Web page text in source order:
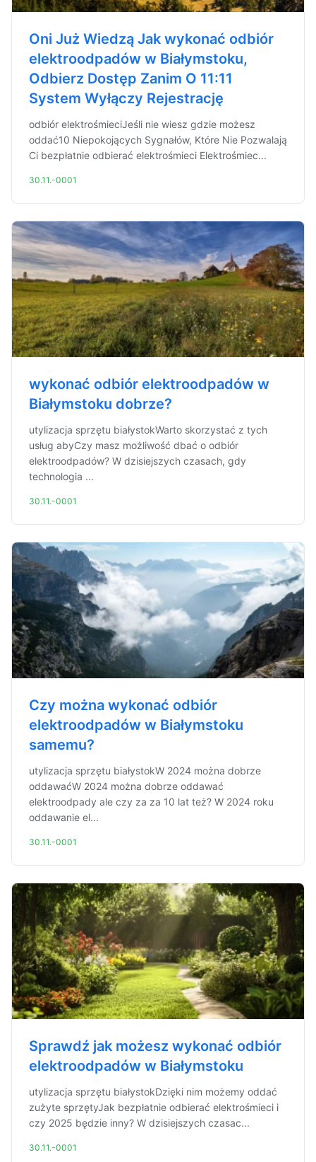
Oni Już Wiedzą Jak wykonać odbiór
elektroodpadów w Białymstoku,
Odbierz Dostęp Zanim O 11:11
System Wyłączy Rejestrację
odbiór elektrośmieciJeśli nie wiesz gdzie możesz
oddać10 Niepokojących Sygnałów, Które Nie Pozwalają
Ci bezpłatnie odbierać elektrośmieci Elektrośmiec...
30.11.-0001
wykonać odbiór elektroodpadów w
Białymstoku dobrze?
utylizacja sprzętu białystokWarto skorzystać z tych
usług abyCzy masz możliwość dbać o odbiór
elektroodpadów? W dzisiejszych czasach, gdy
technologia ...
30.11.-0001
Czy można wykonać odbiór
elektroodpadów w Białymstoku
samemu?
utylizacja sprzętu białystokW 2024 można dobrze
oddawaćW 2024 można dobrze oddawać
elektroodpady ale czy za za 10 lat też? W 2024 roku
oddawanie el...
30.11.-0001
Sprawdź jak możesz wykonać odbiór
elektroodpadów w Białymstoku
utylizacja sprzętu białystokDzięki nim możemy oddać
zużyte sprzętyJak bezpłatnie odbierać elektrośmieci i
czy 2025 będzie inny? W dzisiejszych czasac...
30.11.-0001